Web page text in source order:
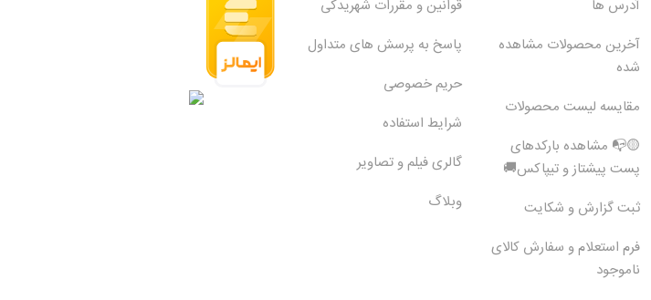
آدرس ها
آخرین محصولات مشاهده
شده
مقایسه لیست محصولات
🟡📭 مشاهده بارکدهای
پست پیشتاز و تیپاکس🚚
ثبت گزارش و شکایت
فرم استعلام و سفارش کالای
ناموجود
قوانین و مقررات شهریدکی
پاسخ به پرسش های متداول
حریم خصوصی
شرایط استفاده
گالری فیلم و تصاویر
وبلاگ